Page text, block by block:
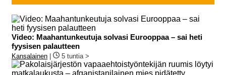
Video: Maahantunkeutuja solvasi Eurooppaa – sai heti
fyysisen palautteen
Kansalainen 5 tuntia >